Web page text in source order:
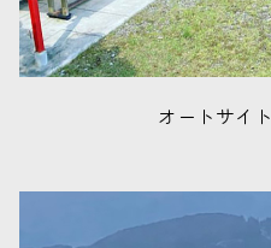
オートサイ